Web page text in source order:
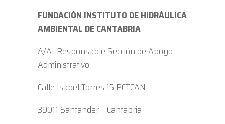
FUNDACIÓN INSTITUTO DE HIDRÁULICA
AMBIENTAL DE CANTABRIA
A/A.: Responsable Sección de Apoyo
Administrativo
Calle Isabel Torres 15 PCTCAN
39011 Santander – Cantabria